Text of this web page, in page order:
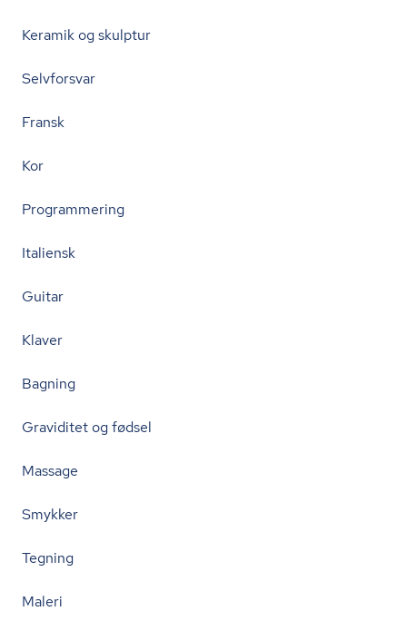
Keramik og skulptur
Selvforsvar
Fransk
Kor
Programmering
Italiensk
Guitar
Klaver
Bagning
Graviditet og fødsel
Massage
Smykker
Tegning
Maleri